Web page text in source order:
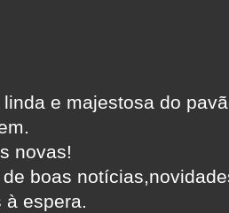
e majestosa do
novas!
boas
à espera.